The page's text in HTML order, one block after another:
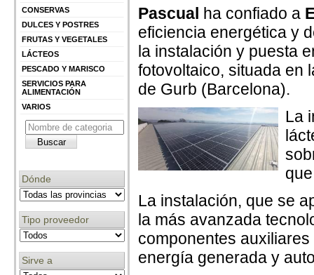
CONSERVAS
DULCES Y POSTRES
FRUTAS Y VEGETALES
LÁCTEOS
PESCADO Y MARISCO
SERVICIOS PARA
ALIMENTACIÓN
VARIOS
Dónde
Tipo proveedor
Sirve a
Pascual ha confiado a
eficiencia energética y
la instalación y puesta
fotovoltaico, situada en
de Gurb (Barcelona).
La
La instalación, que se
la más avanzada
componentes
energía generada y